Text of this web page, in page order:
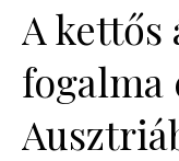
A kettős
fogalma